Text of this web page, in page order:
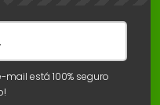
está 100% seguro